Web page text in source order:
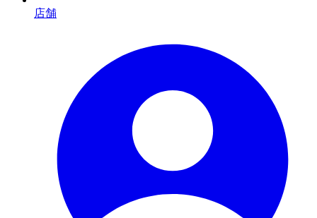
店舗